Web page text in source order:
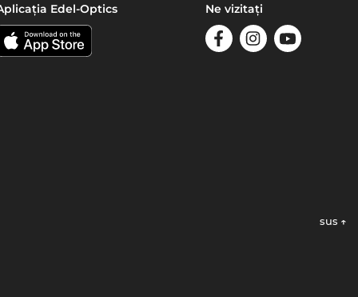
Edel-Optics Ne vizitați
sus